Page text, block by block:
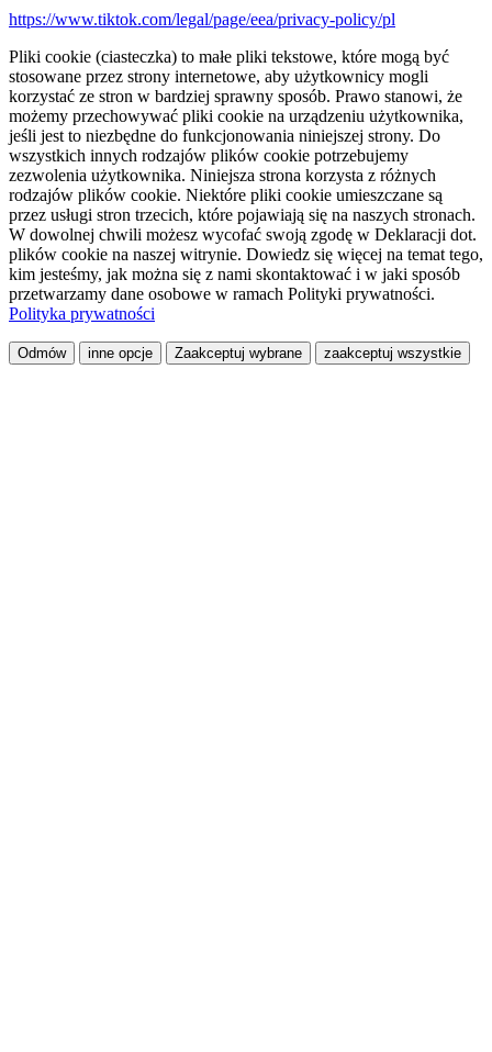
https://www.tiktok.com/legal/page/eea/privacy-policy/pl
Pliki cookie (ciasteczka) to małe pliki tekstowe, które mogą być
stosowane przez strony internetowe, aby użytkownicy mogli
korzystać ze stron w bardziej sprawny sposób. Prawo stanowi, że
możemy przechowywać pliki cookie na urządzeniu użytkownika,
jeśli jest to niezbędne do funkcjonowania niniejszej strony. Do
wszystkich innych rodzajów plików cookie potrzebujemy
zezwolenia użytkownika. Niniejsza strona korzysta z różnych
rodzajów plików cookie. Niektóre pliki cookie umieszczane są
przez usługi stron trzecich, które pojawiają się na naszych stronach.
W dowolnej chwili możesz wycofać swoją zgodę w Deklaracji dot.
plików cookie na naszej witrynie. Dowiedz się więcej na temat tego,
kim jesteśmy, jak można się z nami skontaktować i w jaki sposób
przetwarzamy dane osobowe w ramach Polityki prywatności.
Polityka prywatności
Odmów inne opcje Zaakceptuj wybrane zaakceptuj wszystkie